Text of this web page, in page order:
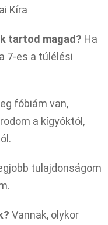
Kíra
tartod magad? Ha
7-es a túlélési
fóbiám van,
a kígyóktól,
tulajdonságom
Vannak, olykor